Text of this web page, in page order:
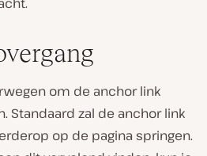
om de anchor link
Standaard zal de anchor link
op de pagina springen.